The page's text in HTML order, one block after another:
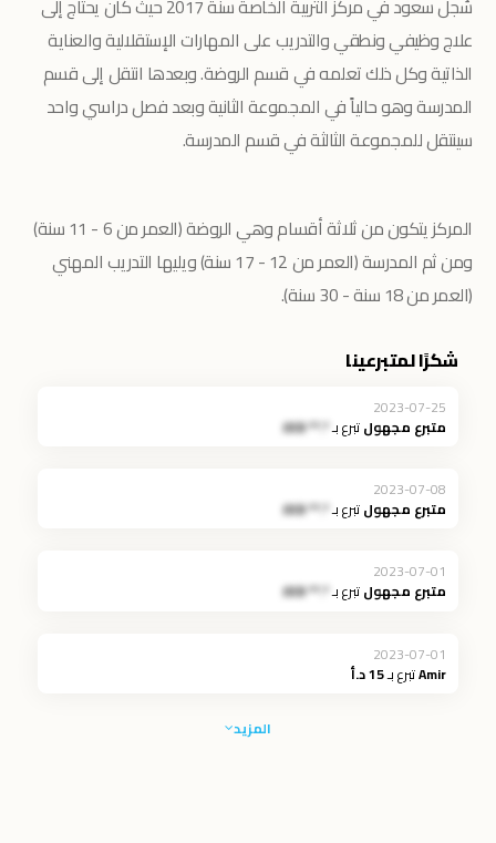
سُجل سعود في مركز التربية الخاصة سنة 2017 حيث كان يحتاج إلى
علاج وظيفي ونطقي والتدريب على المهارات الإستقلالية والعناية
الذاتية وكل ذلك تعلمه في قسم الروضة. وبعدها انتقل إلى قسم
المدرسة وهو حالياً في المجموعة الثانية وبعد فصل دراسي واحد
سينتقل للمجموعة الثالثة في قسم المدرسة.
المركز يتكون من ثلاثة أقسام وهي الروضة (العمر من 6 - 11 سنة)
ومن ثم المدرسة (العمر من 12 - 17 سنة) ويليها التدريب المهني
(العمر من 18 سنة - 30 سنة).
شكرًا لمتبرعينا
2023-07-25
متبرع مجهولتبرع بـ*.** JOD
2023-07-08
متبرع مجهولتبرع بـ*.** JOD
2023-07-01
متبرع مجهولتبرع بـ*.** JOD
2023-07-01
Amirتبرع بـ15 د.أ
المزيد